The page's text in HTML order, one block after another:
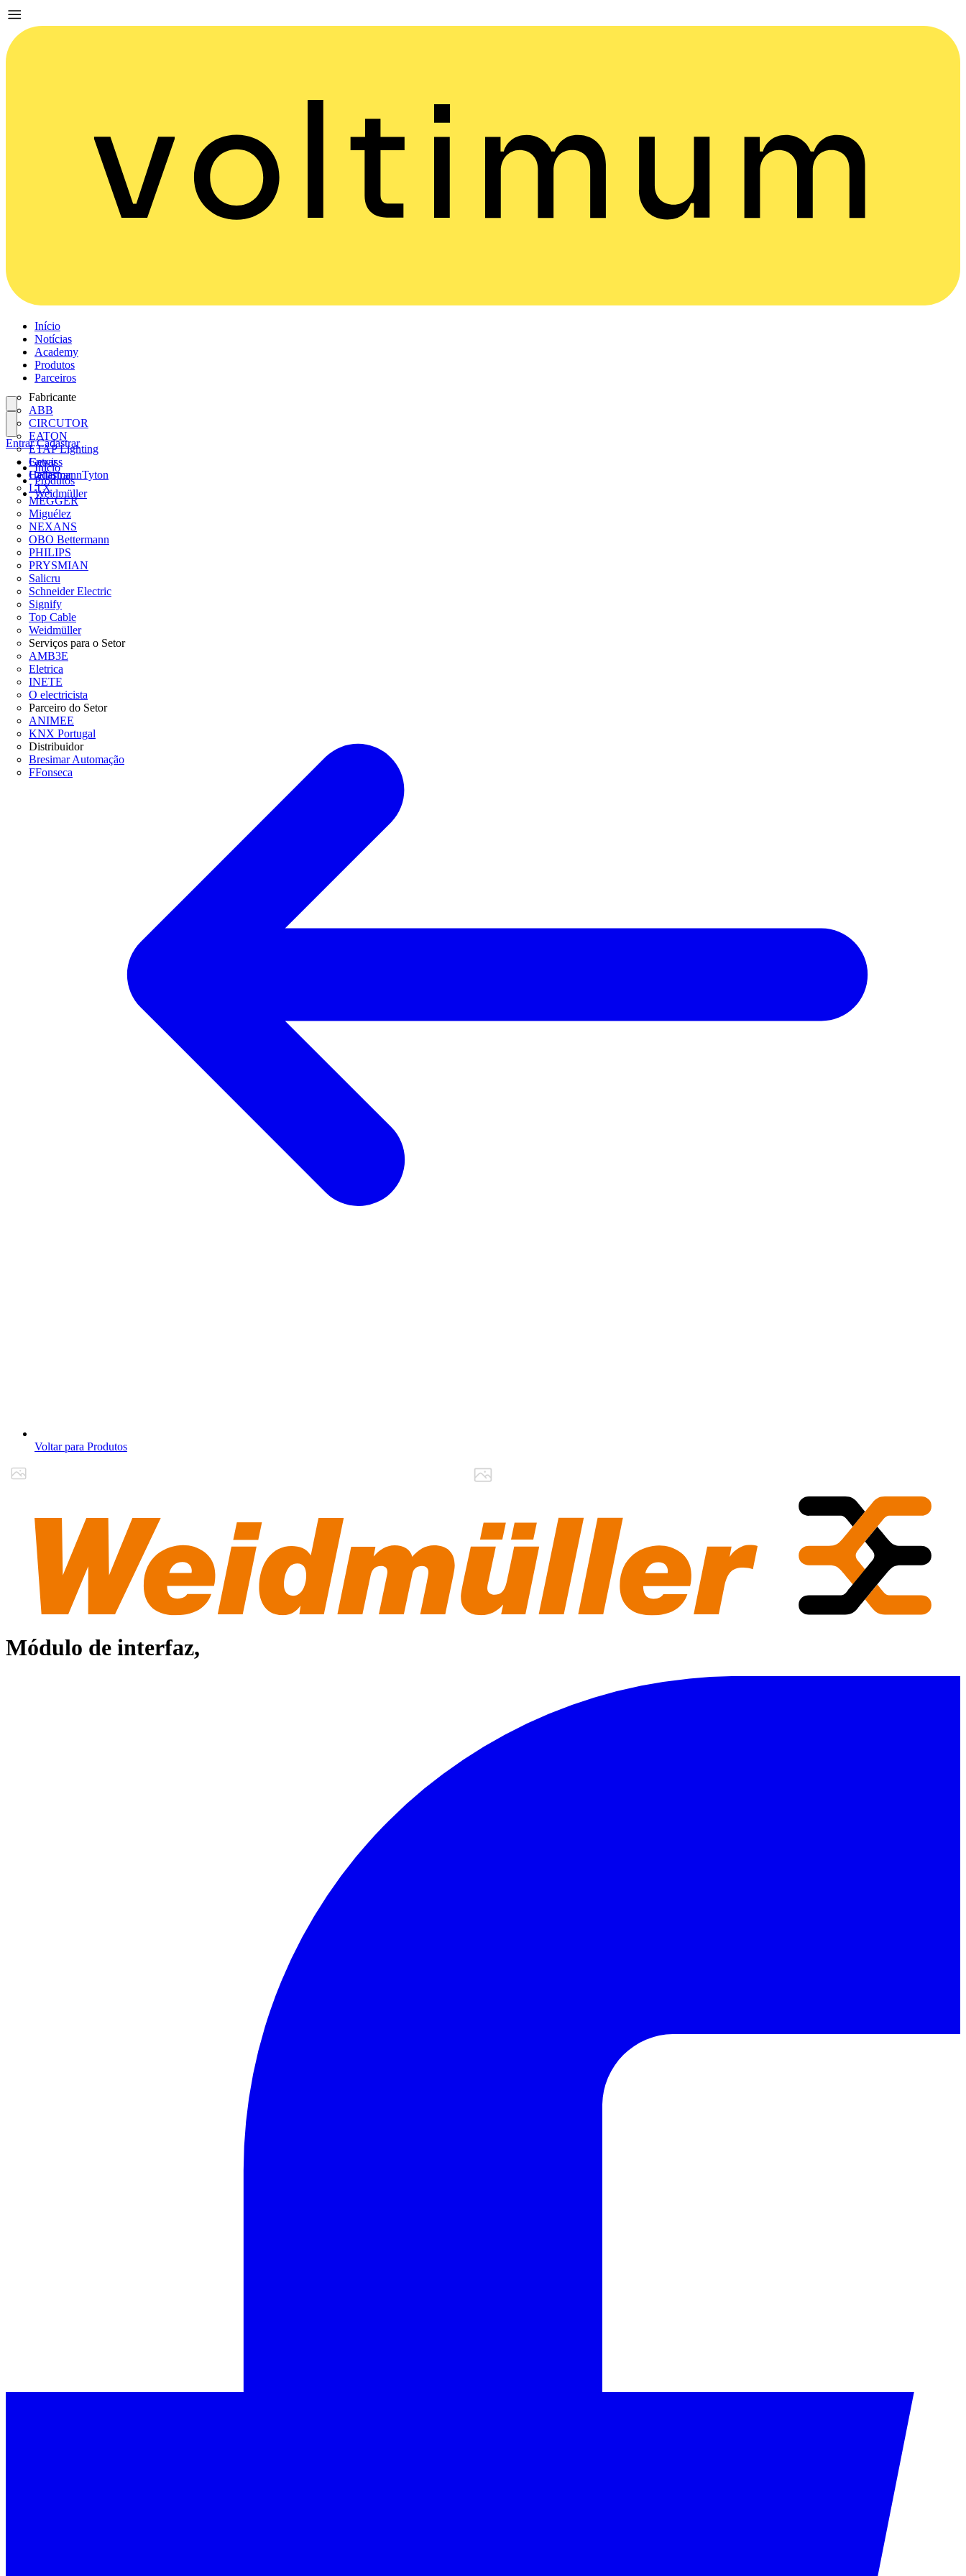
Início
Notícias
Academy
Produtos
Parceiros
Fabricante
ABB
CIRCUTOR
EATON
ETAP Lighting
Gewiss
HellermannTyton
LTX
MEGGER
Miguélez
NEXANS
OBO Bettermann
PHILIPS
PRYSMIAN
Salicru
Schneider Electric
Signify
Top Cable
Weidmüller
Serviços para o Setor
AMB3E
Eletrica
INETE
O electricista
Parceiro do Setor
ANIMEE
KNX Portugal
Distribuidor
Bresimar Automação
FFonseca
Entrar
Cadastrar
Entrar Cadastrar
Início
Produtos
Weidmüller
Voltar para Produtos
Módulo de interfaz,